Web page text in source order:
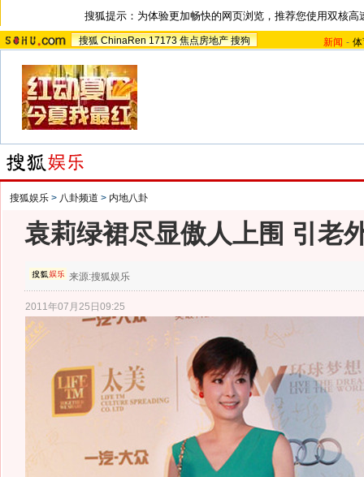
搜狐提示：为体验更加畅快的网页浏览，推荐您使用双核高
搜狐 ChinaRen 17173 焦点房地产 搜狗 新闻 -
搜狐娱乐 > 八卦频道 > 内地八卦
袁莉绿裙尽显傲人上围 引老
来源:搜狐娱乐
2011年07月25日09:25